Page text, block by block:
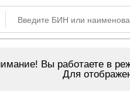
Вы работаете в
Для